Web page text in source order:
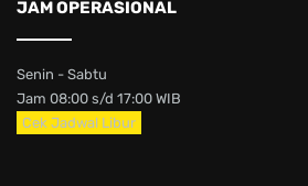
JAM OPERASIONAL
Senin - Sabtu
Jam 08:00 s/d 17:00 WIB
Cek Jadwal Libur